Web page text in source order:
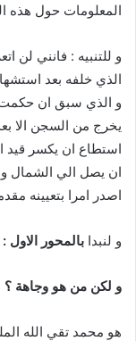
المعلومات حول هذه
و للتنبيه : فانني لن
و الذي سبق ان حكمت
يخرج من السجن الا
استطاع ان يكسر قيد
ان يصل الي الشمال و
اصدر امرا بتعيينه
و لنبدا بالمحور الاول :
و لكن من هو وجاهة ؟
هو محمد تقي الله